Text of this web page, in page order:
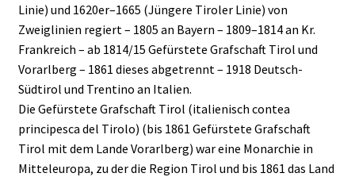
Linie) und 1620er–1665 (Jüngere Tiroler Linie) von
Zweiglinien regiert – 1805 an Bayern – 1809–1814 an Kr.
Frankreich – ab 1814/15 Gefürstete Grafschaft Tirol und
Vorarlberg – 1861 dieses abgetrennt – 1918 Deutsch-
Südtirol und Trentino an Italien.
Die Gefürstete Grafschaft Tirol (italienisch contea
principesca del Tirolo) (bis 1861 Gefürstete Grafschaft
Tirol mit dem Lande Vorarlberg) war eine Monarchie in
Mitteleuropa, zu der die Region Tirol und bis 1861 das Land